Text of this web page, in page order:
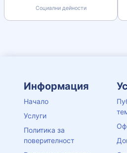
Социални дейности
Информация
Начало
Услуги
Политика за
поверителност